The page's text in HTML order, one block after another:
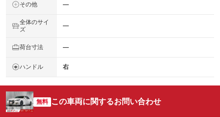
その他 ―
全体のサイ
ズ
―
荷台寸法 ―
ハンドル 右
無料 この車両に関するお問い合わせ